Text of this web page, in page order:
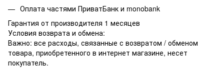
Оплата частями ПриватБанк и monobank
Гарантия от производителя 1 месяцев
Условия возврата и обмена:
Важно: все расходы, связанные с возвратом / обменом
товара, приобретенного в интернет магазине, несет
покупатель.